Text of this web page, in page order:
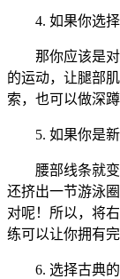
4. 如果你选择
那你应该是对
的运动，让腿部
索，也可以做深蹲
5. 如果你是新
腰部线条就变
还挤出一节游泳
对呢！所以，将
练可以让你拥有完
6. 选择古典的